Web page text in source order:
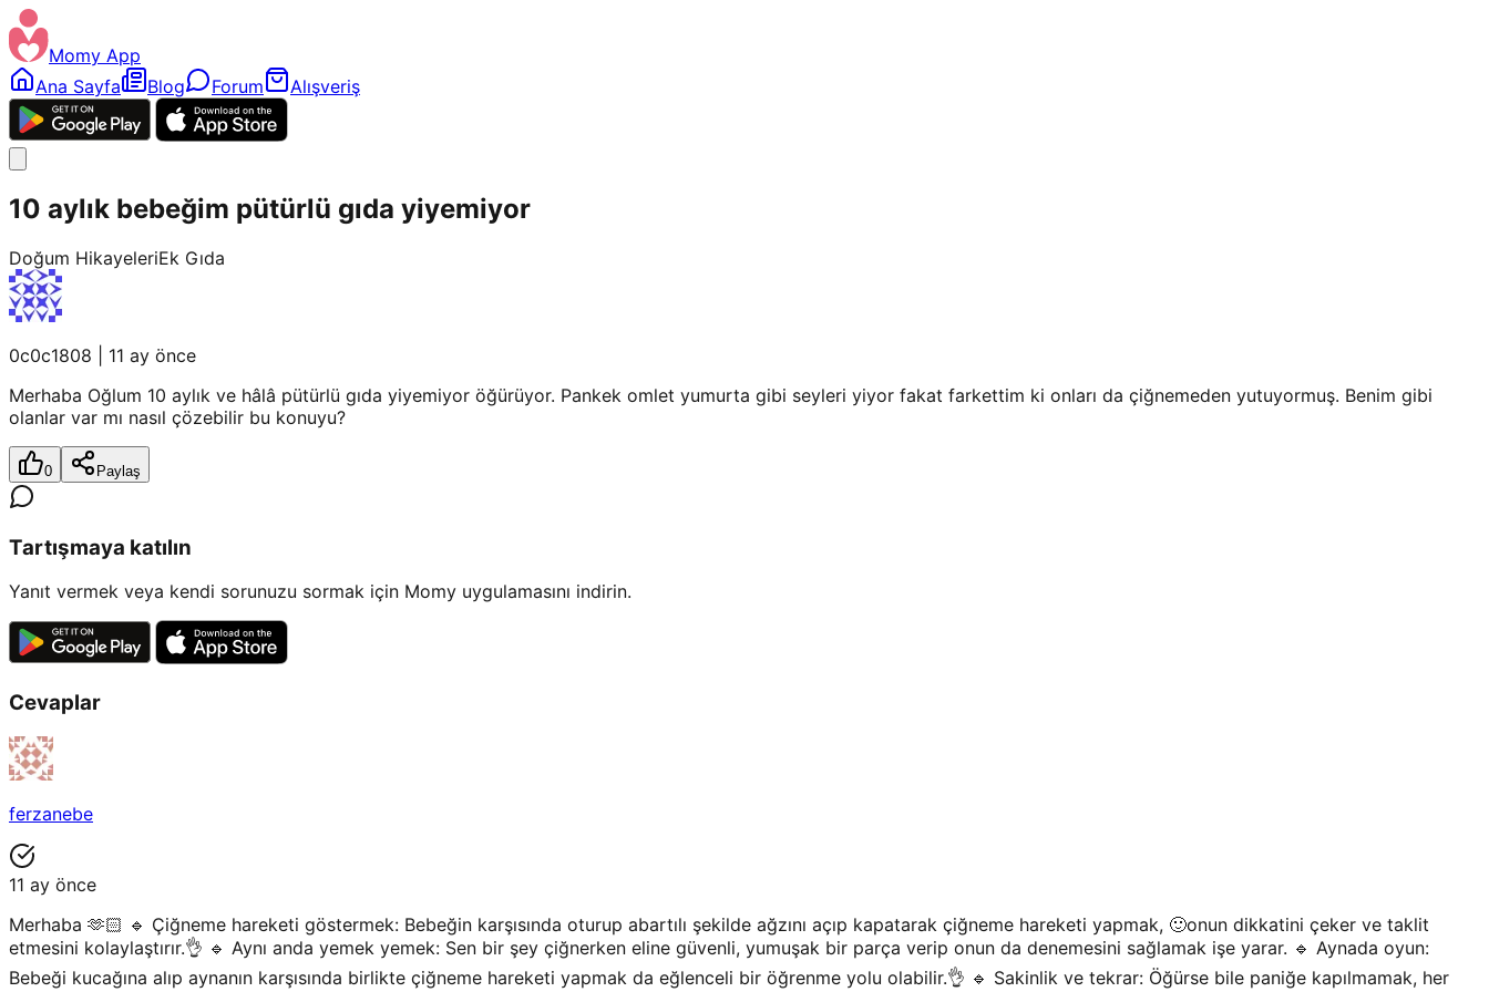
Momy App
Ana Sayfa
Blog Forum Alışveriş
10 aylık bebeğim pütürlü gıda yiyemiyor
Doğum HikayeleriEk Gıda
0c0c1808
11 ay önce
Merhaba Oğlum 10 aylık ve hâlâ pütürlü gıda yiyemiyor öğürüyor. Pankek omlet yumurta gibi seyleri yiyor fakat farkettim ki onları da çiğnemeden yutuyormuş. Benim gibi
olanlar var mı nasıl çözebilir bu konuyu?
0 Paylaş
Tartışmaya katılın
Yanıt vermek veya kendi sorunuzu sormak için Momy uygulamasını indirin.
Cevaplar
ferzanebe
11 ay önce
Merhaba 🫶🏻 🔹 Çiğneme hareketi göstermek: Bebeğin karşısında oturup abartılı şekilde ağzını açıp kapatarak çiğneme hareketi yapmak, 🙂onun dikkatini çeker ve taklit
etmesini kolaylaştırır.👌 🔹 Aynı anda yemek yemek: Sen bir şey çiğnerken eline güvenli, yumuşak bir parça verip onun da denemesini sağlamak işe yarar. 🔹 Aynada oyun:
Bebeği kucağına alıp aynanın karşısında birlikte çiğneme hareketi yapmak da eğlenceli bir öğrenme yolu olabilir.👌 🔹 Sakinlik ve tekrar: Öğürse bile paniğe kapılmamak, her